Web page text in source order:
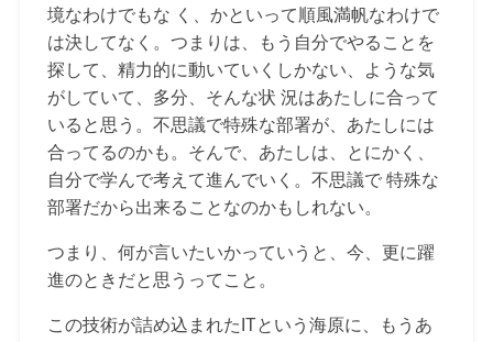
境なわけでもな く、かといって順風満帆なわけで
は決してなく。つまりは、もう自分でやることを
探して、精力的に動いていくしかない、ような気
がしていて、多分、そんな状 況はあたしに合って
いると思う。不思議で特殊な部署が、あたしには
合ってるのかも。そんで、あたしは、とにかく、
自分で学んで考えて進んでいく。不思議で 特殊な
部署だから出来ることなのかもしれない。
つまり、何が言いたいかっていうと、今、更に躍
進のときだと思うってこと。
この技術が詰め込まれたITという海原に、もうあ